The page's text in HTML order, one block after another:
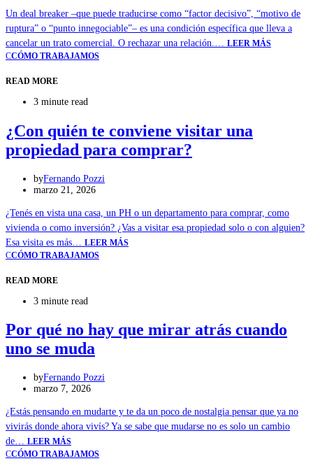
Un deal breaker –que puede traducirse como “factor decisivo”, “motivo de
ruptura” o “punto innegociable”– es una condición específica que lleva a
cancelar un trato comercial. O rechazar una relación.… LEER MÁS
CCÓMO TRABAJAMOS
READ MORE
3 minute read
¿Con quién te conviene visitar una
propiedad para comprar?
byFernando Pozzi
marzo 21, 2026
¿Tenés en vista una casa, un PH o un departamento para comprar, como
vivienda o como inversión? ¿Vas a visitar esa propiedad solo o con alguien?
Esa visita es más… LEER MÁS
CCÓMO TRABAJAMOS
READ MORE
3 minute read
Por qué no hay que mirar atrás cuando
uno se muda
byFernando Pozzi
marzo 7, 2026
¿Estás pensando en mudarte y te da un poco de nostalgia pensar que ya no
vivirás donde ahora vivís? Ya se sabe que mudarse no es solo un cambio
de… LEER MÁS
CCÓMO TRABAJAMOS